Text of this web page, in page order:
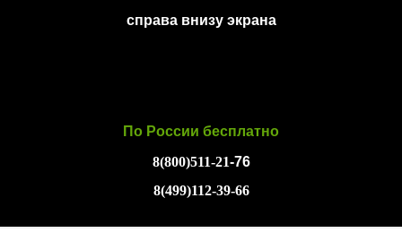
справа внизу экрана
По России бесплатно
8(800)511-21-76
8(499)112-39-66